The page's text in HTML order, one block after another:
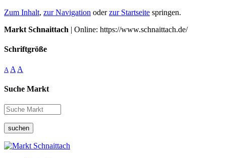
Zum Inhalt, zur Navigation oderzur Startseite springen.
Markt Schnaittach | Online: https://www.schnaittach.de/
Schriftgröße
A A A
Suche Markt
suchen